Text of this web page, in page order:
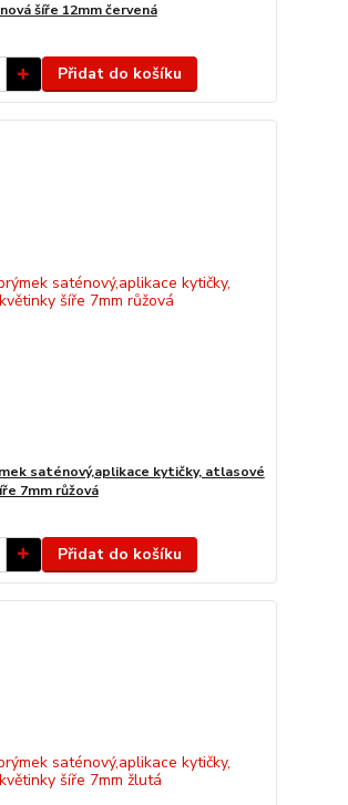
šíře 12mm červená
Přidat do košíku
saténový,aplikace kytičky, atlasové
7mm růžová
Přidat do košíku